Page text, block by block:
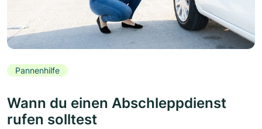
Pannenhilfe
Wann du einen Abschleppdienst
rufen solltest